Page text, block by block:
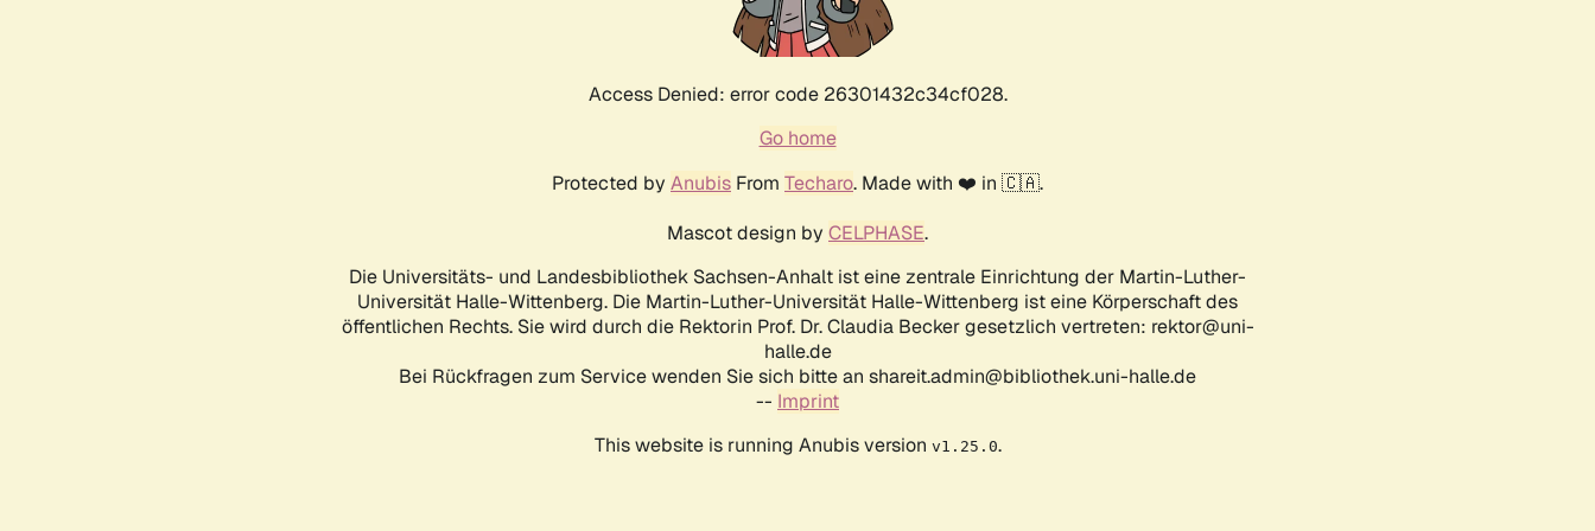
Access Denied: error code 26301432c34cf028.
Go home
Protected by Anubis From Techaro. Made with ❤️ in 🇨🇦.
Mascot design by CELPHASE.
Die Universitäts- und Landesbibliothek Sachsen-Anhalt ist eine zentrale Einrichtung der Martin-Luther-
Universität Halle-Wittenberg. Die Martin-Luther-Universität Halle-Wittenberg ist eine Körperschaft des
öffentlichen Rechts. Sie wird durch die Rektorin Prof. Dr. Claudia Becker gesetzlich vertreten: rektor@uni-
halle.de
Bei Rückfragen zum Service wenden Sie sich bitte an shareit.admin@bibliothek.uni-halle.de
-- Imprint
This website is running Anubis version v1.25.0.